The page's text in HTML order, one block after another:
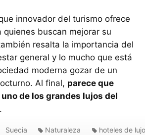
innovador del turismo ofrece
quienes buscan mejorar su
resalta la importancia del
general y lo mucho que está
moderna gozar de un
Al final, parece que
de los grandes lujos del
.
Suecia Naturaleza hoteles de lujo